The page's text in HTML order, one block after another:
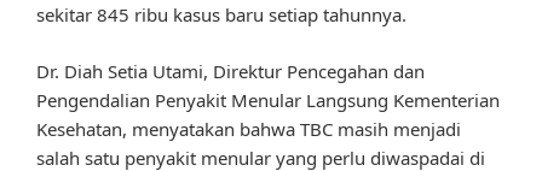
sekitar 845 ribu kasus baru setiap tahunnya.
Dr. Diah Setia Utami, Direktur Pencegahan dan
Pengendalian Penyakit Menular Langsung Kementerian
Kesehatan, menyatakan bahwa TBC masih menjadi
salah satu penyakit menular yang perlu diwaspadai di